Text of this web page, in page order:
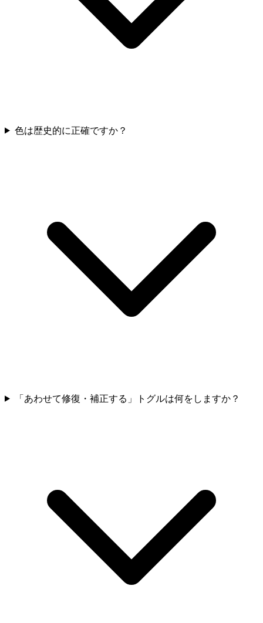
色は歴史的に正確ですか？
「あわせて修復・補正する」トグルは何をしますか？